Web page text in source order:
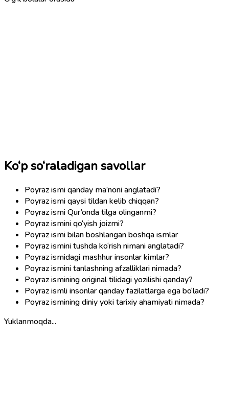
Ko‘p so‘raladigan savollar
Poyraz ismi qanday ma’noni anglatadi?
Poyraz ismi qaysi tildan kelib chiqqan?
Poyraz ismi Qur’onda tilga olinganmi?
Poyraz ismini qo‘yish joizmi?
Poyraz ismi bilan boshlangan boshqa ismlar
Poyraz ismini tushda ko‘rish nimani anglatadi?
Poyraz ismidagi mashhur insonlar kimlar?
Poyraz ismini tanlashning afzalliklari nimada?
Poyraz ismining original tilidagi yozilishi qanday?
Poyraz ismli insonlar qanday fazilatlarga ega bo‘ladi?
Poyraz ismining diniy yoki tarixiy ahamiyati nimada?
Yuklanmoqda...